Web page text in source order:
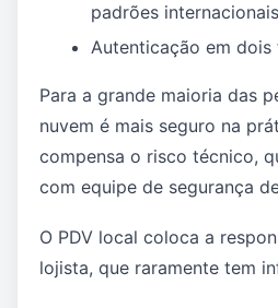
padrões
Autenticação em
Para a grande maioria das
nuvem é mais seguro na
compensa o risco técnico,
com equipe de segurança
O PDV local coloca a
lojista, que raramente tem